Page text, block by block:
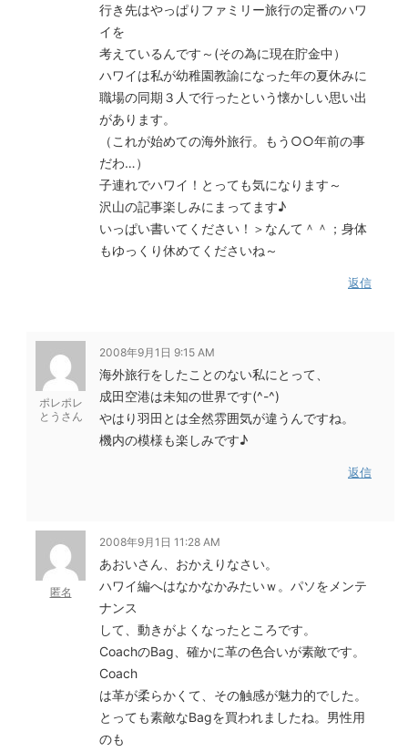
行き先はやっぱりファミリー旅行の定番のハワ
イを
考えているんです～(その為に現在貯金中）
ハワイは私が幼稚園教諭になった年の夏休みに
職場の同期３人で行ったという懐かしい思い出
があります。
（これが始めての海外旅行。もう○○年前の事
だわ…）
子連れでハワイ！とっても気になります～
沢山の記事楽しみにまってます♪
いっぱい書いてください！＞なんて＾＾；身体
もゆっくり休めてくださいね～
返信
ポレポレ
とうさん
2008年9月1日 9:15 AM
海外旅行をしたことのない私にとって、
成田空港は未知の世界です(^-^)
やはり羽田とは全然雰囲気が違うんですね。
機内の模様も楽しみです♪
返信
匿名
2008年9月1日 11:28 AM
あおいさん、おかえりなさい。
ハワイ編へはなかなかみたいｗ。パソをメンテ
ナンス
して、動きがよくなったところです。
CoachのBag、確かに革の色合いが素敵です。
Coach
は革が柔らかくて、その触感が魅力的でした。
とっても素敵なBagを買われましたね。男性用
のも